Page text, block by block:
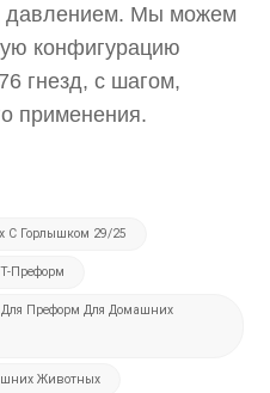
давлением. Мы можем
конфигурацию
гнезд, с шагом,
применения.
С Горлышком 29/25
Преформ
Для Преформ Для Домашних
Животных